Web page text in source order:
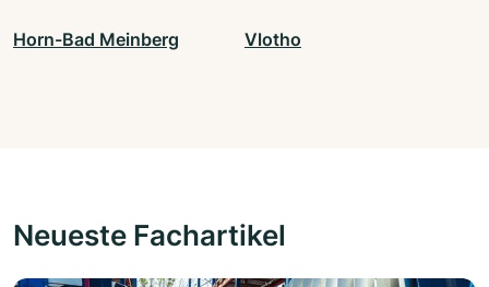
Horn-Bad Meinberg Vlotho
Neueste Fachartikel